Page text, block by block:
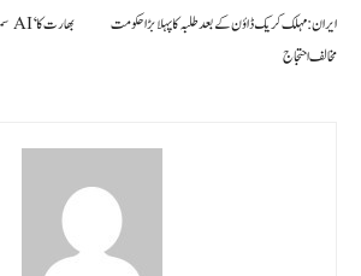
ایران: مہلک کریک ڈاؤن کے بعد طلبہ کا پہلا بڑا حکومت
مخالف احتجاج